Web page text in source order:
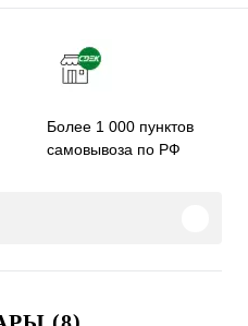
Более 1 000 пунктов
самовывоза по РФ